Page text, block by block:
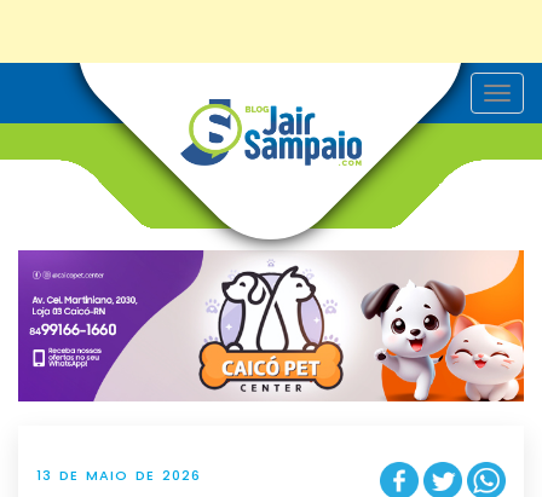
T
o
v
g
t
i
o
n
13 DE MAIO DE 2026